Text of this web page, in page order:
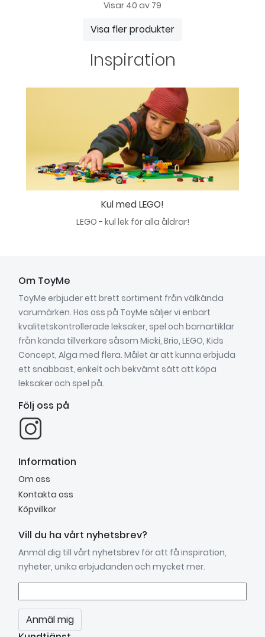
Visar 40 av 79
Visa fler produkter
Inspiration
Kul med LEGO!
LEGO - kul lek för alla åldrar!
Om ToyMe
ToyMe erbjuder ett brett sortiment från välkända
varumärken. Hos oss på ToyMe säljer vi enbart
kvalitetskontrollerade leksaker, spel och barnartiklar
från kända tillverkare såsom Micki, Brio, LEGO, Kids
Concept, Alga med flera. Målet är att kunna erbjuda
ett snabbast, enkelt och bekvämt sätt att köpa
leksaker och spel på.
Följ oss på
Information
Om oss
Kontakta oss
Köpvillkor
Vill du ha vårt nyhetsbrev?
Anmäl dig till vårt nyhetsbrev för att få inspiration,
nyheter, unika erbjudanden och mycket mer.
Anmäl mig